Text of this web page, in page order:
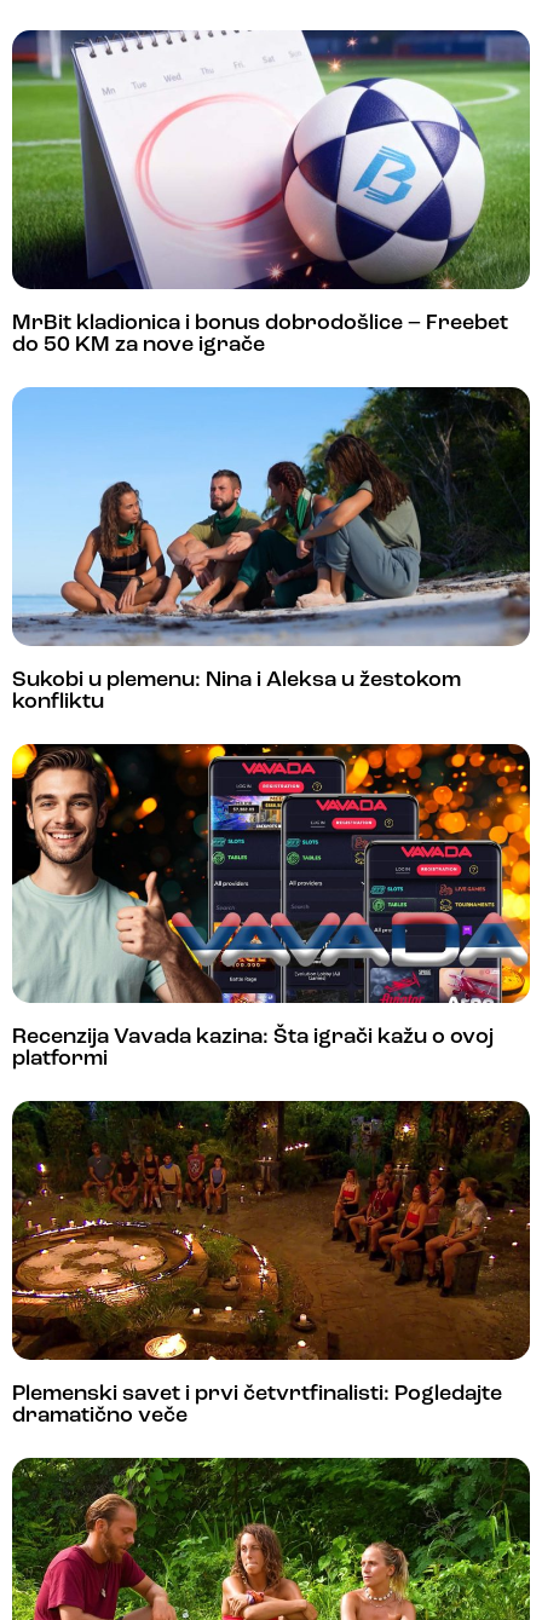
MrBit kladionica i bonus dobrodošlice – Freebet
do 50 KM za nove igrače
Sukobi u plemenu: Nina i Aleksa u žestokom
konfliktu
Recenzija Vavada kazina: Šta igrači kažu o ovoj
platformi
Plemenski savet i prvi četvrtfinalisti: Pogledajte
dramatično veče